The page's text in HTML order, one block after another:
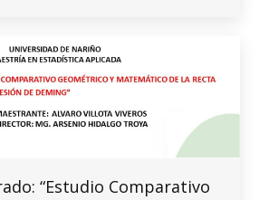
“Estudio Comparativo